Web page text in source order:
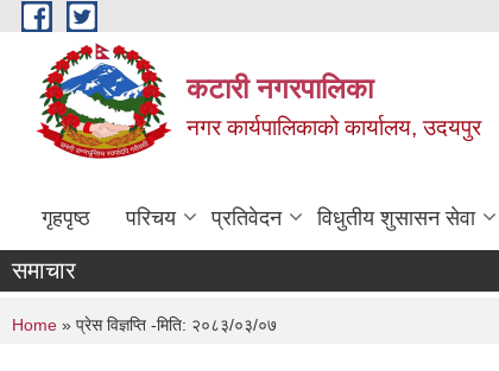
Skip to main content
कटारी नगरपालिका
नगर कार्यपालिकाको कार्यालय, उदयपुर
गृहपृष्ठ परिचय प्रतिवेदन विधुतीय शुसासन सेवा
समाचार
You are here
Home » प्रेस विज्ञप्ति -मिति: २०८३/०३/०७